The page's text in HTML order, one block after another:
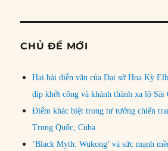
CHỦ ĐỀ MỚI
Hai bài diễn văn của Đại sứ Hoa Kỳ
dịp khởi công và khánh thành xa lộ Sài
Điểm khác biệt trong tư tưởng chiến
Trung Quốc, Cuba
‘Black Myth: Wukong’ và sức mạnh